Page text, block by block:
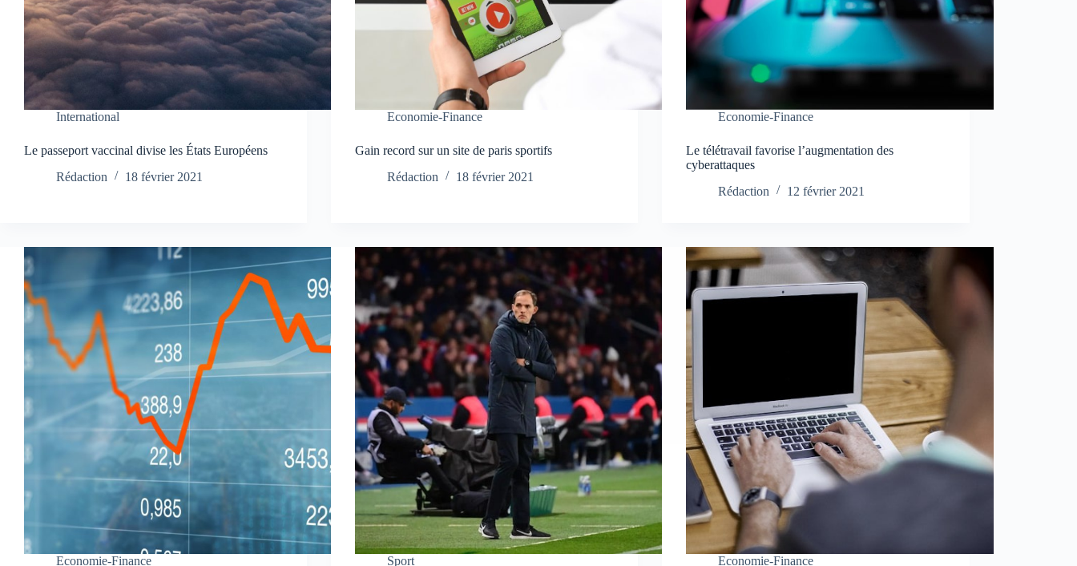
International
Le passeport vaccinal divise les États Européens
Rédaction
18 février 2021
Economie-Finance
Gain record sur un site de paris sportifs
Rédaction
18 février 2021
Economie-Finance
Le télétravail favorise l’augmentation des
cyberattaques
Rédaction
12 février 2021
Economie-Finance Sport Economie-Finance